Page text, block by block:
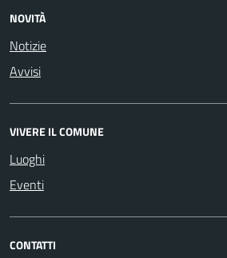
NOVITÀ
Notizie
Avvisi
VIVERE IL COMUNE
Luoghi
Eventi
CONTATTI